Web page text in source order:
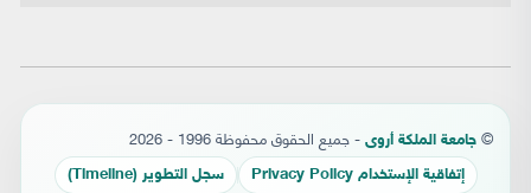
© جامعة الملكة أروى - جميع الحقوق محفوظة 1996 - 2026
إتفاقية الإستخدام Privacy Policy سجل التطوير (Timeline)